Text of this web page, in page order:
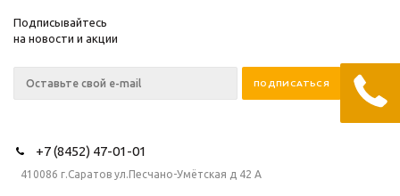
Подписывайтесь
на новости и акции
+7 (8452) 47-01-01
410086 г.Саратов ул.Песчано-Умётская д 42 А